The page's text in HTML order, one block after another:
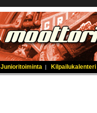
Junioritoiminta | Kilpailukalenteri